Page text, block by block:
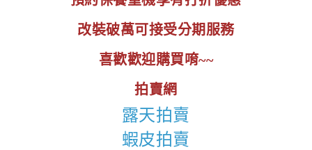
改裝破萬可接受分期服務
喜歡歡迎購買唷~~
拍賣網
露天拍賣
蝦皮拍賣